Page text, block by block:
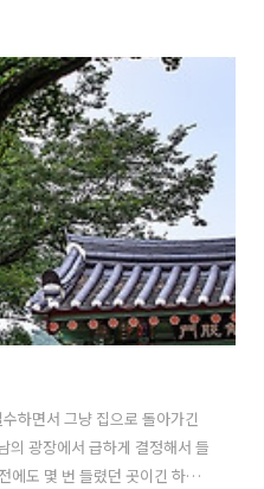
하면서 그냥 집으로 돌아가긴
의 광장에서 급하게 결정해서 들
에도 몇 번 들렸던 곳이긴 하지